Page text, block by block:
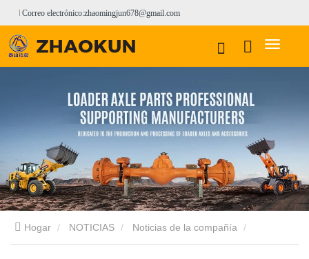
Correo electrónico:zhaomingjun678@gmail.com
Hogar NOTICIAS Noticias de la compañía